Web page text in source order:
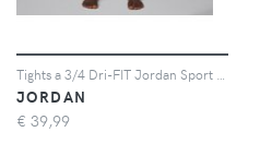
JORDAN
€ 39,99